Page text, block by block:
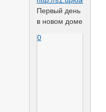
Первый день
в новом доме
0